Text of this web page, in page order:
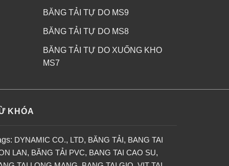
BĂNG TẢI TỰ DO MS9
BĂNG TẢI TỰ DO MS8
BĂNG TẢI TỰ DO XUỐNG KHO
MS7
KHÓA
DYNAMIC CO., LTD, BĂNG TẢI, BANG TAI
LAN, BĂNG TẢI PVC, BANG TAI CAO SU,